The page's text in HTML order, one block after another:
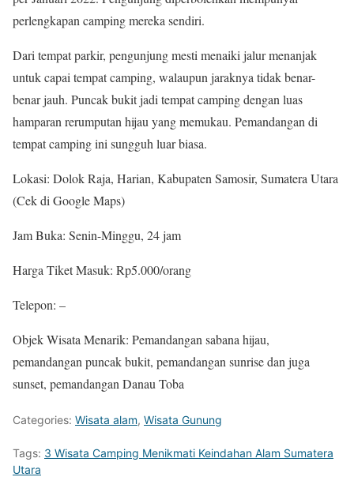
perlengkapan camping mereka sendiri.
Dari tempat parkir, pengunjung mesti menaiki jalur menanjak
untuk capai tempat camping, walaupun jaraknya tidak benar-
benar jauh. Puncak bukit jadi tempat camping dengan luas
hamparan rerumputan hijau yang memukau. Pemandangan di
tempat camping ini sungguh luar biasa.
Lokasi: Dolok Raja, Harian, Kabupaten Samosir, Sumatera Utara
(Cek di Google Maps)
Jam Buka: Senin-Minggu, 24 jam
Harga Tiket Masuk: Rp5.000/orang
Telepon: –
Objek Wisata Menarik: Pemandangan sabana hijau,
pemandangan puncak bukit, pemandangan sunrise dan juga
sunset, pemandangan Danau Toba
Categories: Wisata alam, Wisata Gunung
Tags: 3 Wisata Camping Menikmati Keindahan Alam Sumatera
Utara